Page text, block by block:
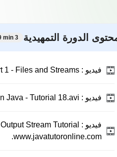
الدورة التمهيدية 3 hr 29 min
فيديو :
فيديو :
فيديو : Stream Tutorial
www.javatutoronline.com.